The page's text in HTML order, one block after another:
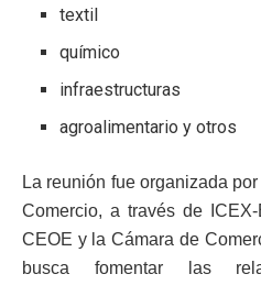
textil
químico
infraestructuras
agroalimentario y otros
La reunión fue organizada
Comercio, a través de
CEOE y la Cámara de
busca fomentar las